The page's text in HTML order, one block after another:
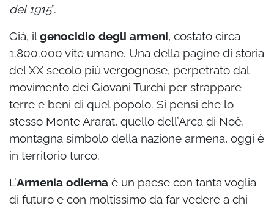
del 1915”.
Già, ilgenocidio degli armeni, costato circa
1.800.000 vite umane. Una della pagine di storia
del XX secolo più vergognose, perpetrato dal
movimento dei Giovani Turchi per strappare
terre e beni di quel popolo. Si pensi che lo
stesso Monte Ararat, quello dell’Arca di Noè,
montagna simbolo della nazione armena, oggi è
in territorio turco.
L’Armenia odierna è un paese con tanta voglia
di futuro e con moltissimo da far vedere a chi